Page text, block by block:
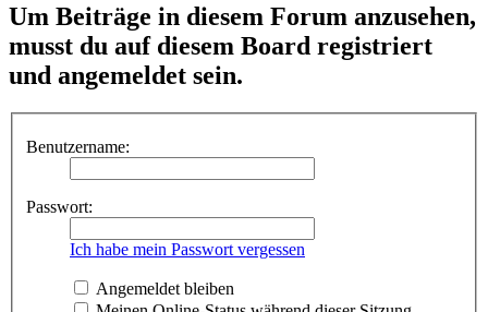
Um Beiträge in diesem Forum anzusehen,
musst du auf diesem Board registriert
und angemeldet sein.
Benutzername:
Passwort:
Ich habe mein Passwort vergessen
Angemeldet bleiben